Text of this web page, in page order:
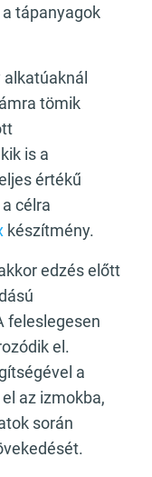
tápanyagok
alkatúaknál
tömik
is a
értékű
célra
készítmény.
edzés előtt
feleslegesen
el.
a
az izmokba,
során